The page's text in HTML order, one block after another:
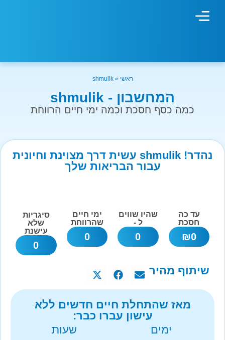
ראשי »
shmulik
המחשבון - shmulik
כמה כסף חסכת וכמה ימי חיים הרווחת
נהדר! shmulik עשית דרך מצוינת וחיונית
עבור הבריאות שלך
עד כה
חסכת
0
₪
שהיו שווים
ל -
0
ימי חיים
שהרווחת
0
סיגריות
שלא
עישנת
0
שיתוף מהיר
מאז שהתחלת חיים חדשים ללא
עישון עברו כבר:
ימים
שעות